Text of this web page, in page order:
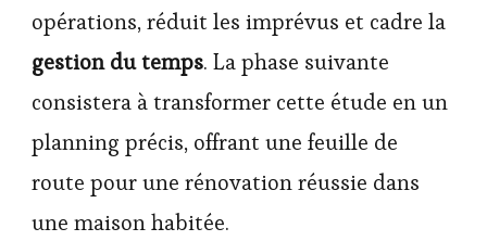
opérations, réduit les imprévus et cadre la
gestion du temps. La phase suivante
consistera à transformer cette étude en un
planning précis, offrant une feuille de
route pour une rénovation réussie dans
une maison habitée.